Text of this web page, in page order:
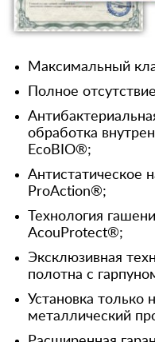
Максимальный
Полное
обработка
EcoBIO®;
Антистатическое
ProAction®;
Технология
AcouProtect®;
Эксклюзивная
полотна с
Установка только
металлический